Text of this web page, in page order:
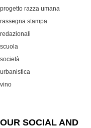
progetto razza umana
rassegna stampa
redazionali
scuola
società
urbanistica
vino
OUR SOCIAL AND